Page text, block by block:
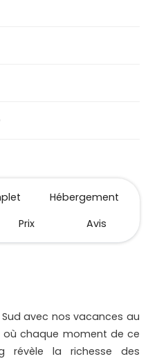
Hébergement
Prix Avis
avec nos vacances au
où chaque moment de ce
révèle la richesse des